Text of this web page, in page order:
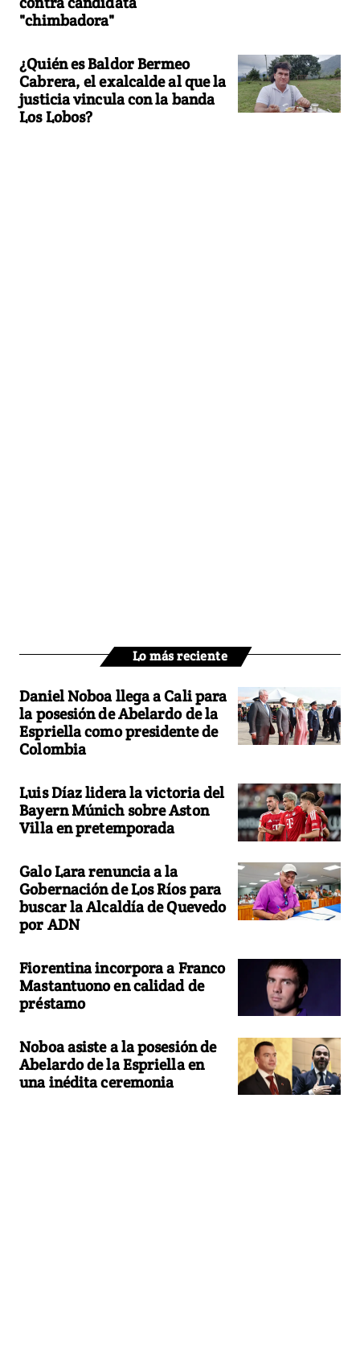
"chimbadora"
¿Quién es Baldor Bermeo
Cabrera, el exalcalde al que la
justicia vincula con la banda
Los Lobos?
Lo más reciente
Daniel Noboa llega a Cali para
la posesión de Abelardo de la
Espriella como presidente de
Colombia
Luis Díaz lidera la victoria del
Bayern Múnich sobre Aston
Villa en pretemporada
Galo Lara renuncia a la
Gobernación de Los Ríos para
buscar la Alcaldía de Quevedo
por ADN
Fiorentina incorpora a Franco
Mastantuono en calidad de
préstamo
Noboa asiste a la posesión de
Abelardo de la Espriella en
una inédita ceremonia